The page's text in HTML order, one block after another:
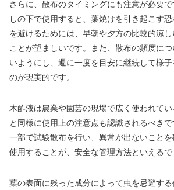
さらに、散布のタイミングにも注意が必要
しの下で使用すると、葉焼けを引き起こす
を避けるためには、早朝や夕方の比較的涼
ことが望ましいです。また、散布の頻度に
いようにし、週に一度を目安に継続して様
のが現実的です。
木酢液は農業や園芸の現場で広く使われて
と同様に使用上の注意点も認識されるべき
一部で試験散布を行い、異常が出ないこと
使用することが、安全な管理方法といえるで
葉の表面に残った成分によって虫を忌避す